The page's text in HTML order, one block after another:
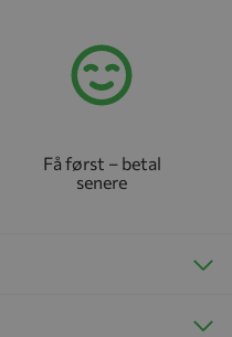
Få først – betal
senere